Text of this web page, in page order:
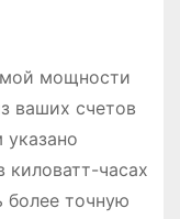
мощности
ваших счетов
киловатт-часах
более точную